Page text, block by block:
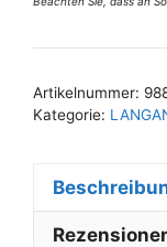
l
e
t
Artikelnummer:
Kategorie: